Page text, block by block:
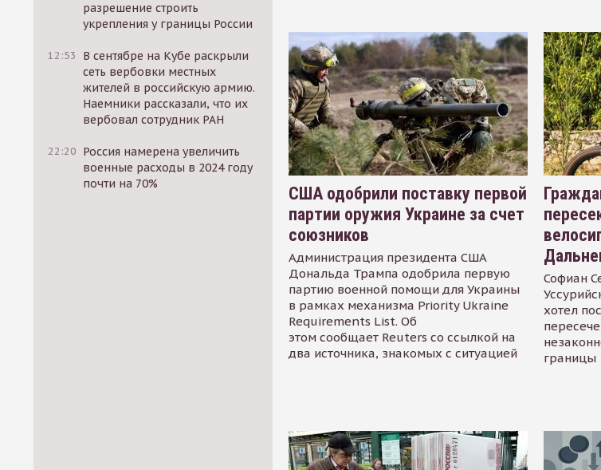
разрешение строить
укрепления у границы России
12:53
В сентябре на Кубе раскрыли
сеть вербовки местных
жителей в российскую армию.
Наемники рассказали, что их
вербовал сотрудник РАН
22:20 Россия намерена увеличить
военные расходы в 2024 году
почти на 70%
США одобрили поставку первой
партии оружия Украине за счет
союзников
Администрация президента США
Дональда Трампа одобрила первую
партию военной помощи для Украины
в рамках механизма Priority Ukraine
Requirements List. Об
этом сообщает Reuters со ссылкой на
два источника, знакомых с ситуацией
Софиан
хотел
границы